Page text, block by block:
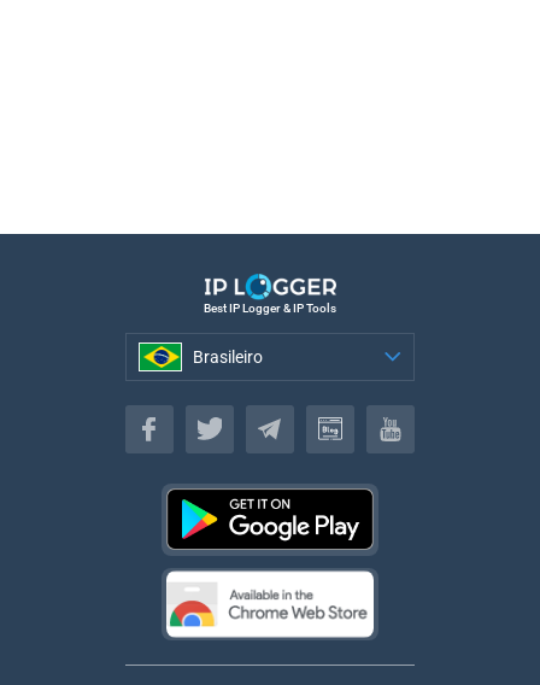
Best IP Logger & IP Tools
Brasileiro
Brasileiro